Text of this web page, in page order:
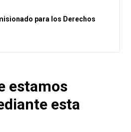
para los Derechos
estamos
esta